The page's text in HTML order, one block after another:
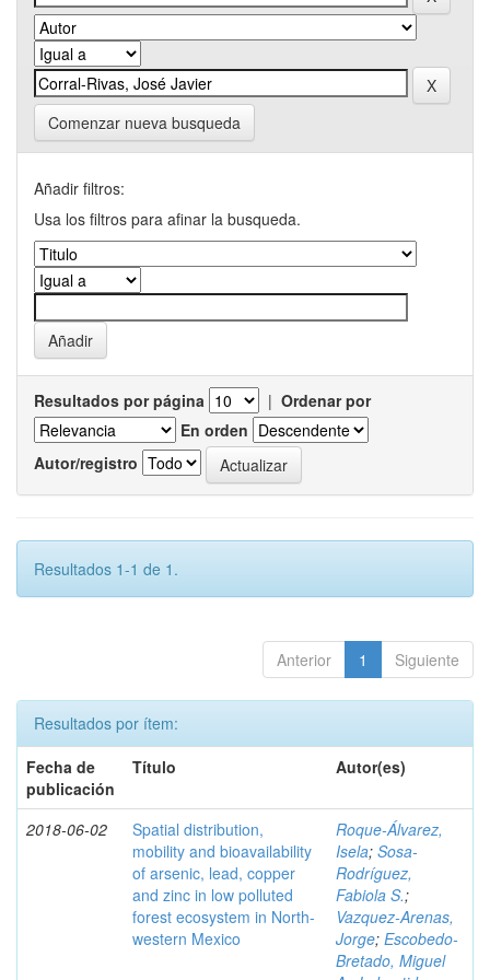
Comenzar nueva busqueda
Añadir filtros:
Usa los filtros para afinar la busqueda.
Resultados por página | Ordenar por
En orden
Autor/registro
Resultados 1-1 de 1.
Anterior 1 Siguiente
Resultados por ítem:
Fecha de
publicación
Título Autor(es)
2018-06-02
Spatial distribution,
mobility and bioavailability
of arsenic, lead, copper
and zinc in low polluted
forest ecosystem in North-
western Mexico
Roque-Álvarez,
Isela; Sosa-
Rodríguez,
Fabiola S.;
Vazquez-Arenas,
Jorge; Escobedo-
Bretado, Miguel